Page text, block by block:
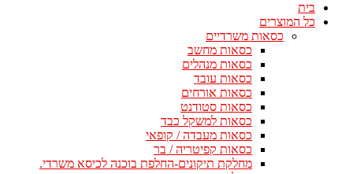
בית
כל המוצרים
כסאות משרדיים
כסאות מחשב
כסאות מנהלים
כסאות עובד
כסאות אורחים
כסאות סטודנט
כסאות למשקל כבד
כסאות מעבדה / קופאי
כסאות קפיטריה / בר
מחלקת תיקונים-החלפת בוכנה לכיסא משרדי.